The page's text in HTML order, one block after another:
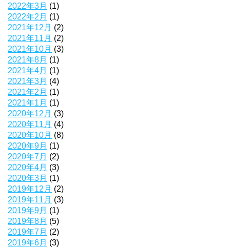
2022年3月 (1)
2022年2月 (1)
2021年12月 (2)
2021年11月 (2)
2021年10月 (3)
2021年8月 (1)
2021年4月 (1)
2021年3月 (4)
2021年2月 (1)
2021年1月 (1)
2020年12月 (3)
2020年11月 (4)
2020年10月 (8)
2020年9月 (1)
2020年7月 (2)
2020年4月 (3)
2020年3月 (1)
2019年12月 (2)
2019年11月 (3)
2019年9月 (1)
2019年8月 (5)
2019年7月 (2)
2019年6月 (3)